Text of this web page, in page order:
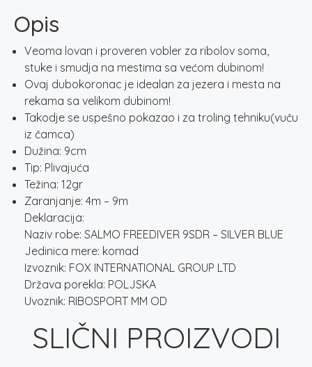
količina
Opis
Veoma lovan i proveren vobler za ribolov soma,
stuke i smudja na mestima sa većom dubinom!
Ovaj dubokoronac je idealan za jezera i mesta na
rekama sa velikom dubinom!
Takodje se uspešno pokazao i za troling tehniku(vuču
iz čamca)
Dužina: 9cm
Tip: Plivajuća
Težina: 12gr
Zaranjanje: 4m – 9m
Deklaracija:
Naziv robe: SALMO FREEDIVER 9SDR – SILVER BLUE
Jedinica mere: komad
Izvoznik: FOX INTERNATIONAL GROUP LTD
Država porekla: POLJSKA
Uvoznik: RIBOSPORT MM OD
SLIČNI PROIZVODI